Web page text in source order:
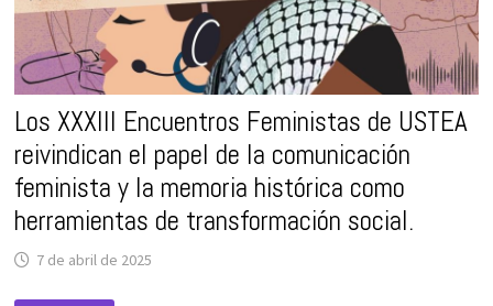
Los XXXIII Encuentros Feministas de USTEA
reivindican el papel de la comunicación
feminista y la memoria histórica como
herramientas de transformación social.
7 de abril de 2025